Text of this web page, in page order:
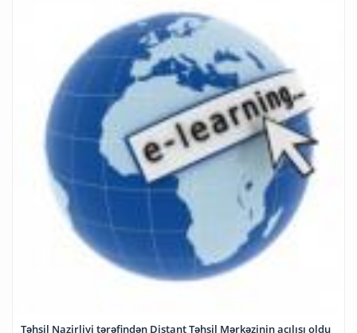
Təhsil Nazirliyi tərəfindən Distant Təhsil Mərkəzinin açılışı oldu